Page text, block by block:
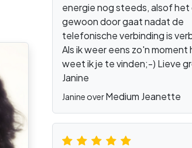
energie nog steeds, alsof
gewoon door gaat nadat de
telefonische verbinding is
Als ik weer eens zo'n moment
weet ik je te vinden;-) Lieve
Janine
Janine overMedium Jeanette